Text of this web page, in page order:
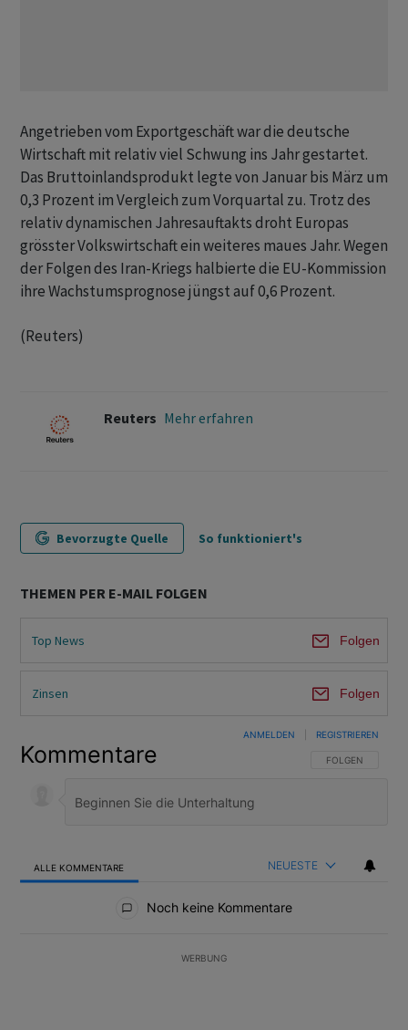
Angetrieben vom Exportgeschäft war die deutsche
Wirtschaft mit relativ viel Schwung ​ins Jahr gestartet.
Das Bruttoinlandsprodukt legte von Januar bis März um
0,3 Prozent im Vergleich zum Vorquartal zu. Trotz des
relativ dynamischen Jahresauftakts droht Europas
grösster Volkswirtschaft ein weiteres maues Jahr. Wegen
der Folgen des Iran-Kriegs halbierte die EU-Kommission
ihre Wachstumsprognose jüngst auf 0,6 Prozent.
(Reuters)
Reuters Mehr erfahren
Bevorzugte Quelle So funktioniert's
THEMEN PER E-MAIL FOLGEN
Top News Folgen
Zinsen Folgen
Kommentare FOLGE DIESER
FOLGEN
ANMELDEN REGISTRIEREN
ALLE KOMMENTARE NEUESTE
Noch keine Kommentare
WERBUNG